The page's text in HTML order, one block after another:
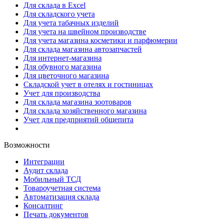
Для склада в Excel
Для складского учета
Для учета табачных изделий
Для учета на швейном производстве
Для учета магазина косметики и парфюмерии
Для склада магазина автозапчастей
Для интернет-магазина
Для обувного магазина
Для цветочного магазина
Складской учет в отелях и гостиницах
Учет для производства
Для склада магазина зоотоваров
Для склада хозяйственного магазина
Учет для предприятий общепита
Возможности
Интеграции
Аудит склада
Мобильный ТСД
Товароучетная система
Автоматизация склада
Консалтинг
Печать документов